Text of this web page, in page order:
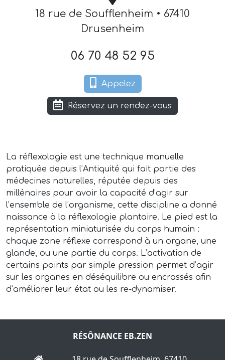
18 rue de Soufflenheim • 67410
Drusenheim
06 70 48 52 95
Appelez
Réservez un rendez-vous
La réflexologie est une technique manuelle
pratiquée depuis l’Antiquité qui fait partie des
médecines naturelles, réputée depuis des
millénaires pour avoir la capacité d’agir sur
l’ensemble de l’organisme, cette discipline a donné
naissance à la réflexologie plantaire. Le pied est la
représentation miniaturisée du corps humain :
chaque zone réflexe correspond à un organe, une
glande, ou une partie du corps. L’activation de
certains points par simple pression permet d’agir
sur les organes en déséquilibre ou encrassés afin
d’améliorer leur état ou les re-dynamiser.
RÉSÔNANCE EB.ZEN